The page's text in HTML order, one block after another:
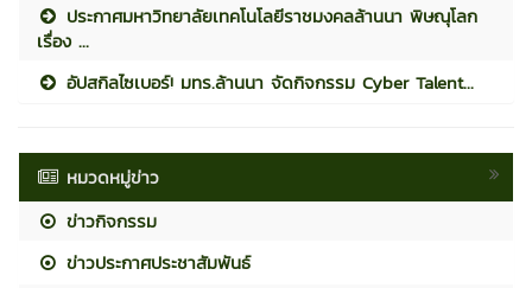
ประกาศมหาวิทยาลัยเทคโนโลยีราชมงคลล้านนา พิษณุโลก
เรื่อง ...
อัปสกิลไซเบอร์! มทร.ล้านนา จัดกิจกรรม Cyber Talent...
หมวดหมู่ข่าว
ข่าวกิจกรรม
ข่าวประกาศประชาสัมพันธ์